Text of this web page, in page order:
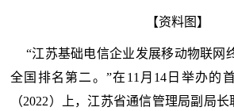
【资料图】
“江苏基础电信企业发展移动物联网
全国排名第二。”在11月14日举办的
（2022）上，江苏省通信管理局副局